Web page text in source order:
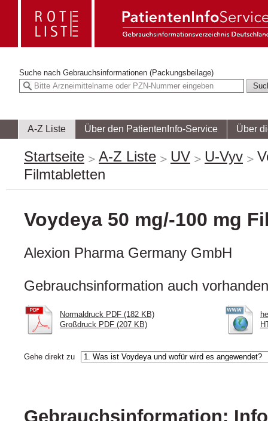
Suche nach Gebrauchsinformationen (Packungsbeilage)
A-Z Liste Über den PatientenInfo-Service Über
Startseite A-Z Liste UV U-Vyv
Filmtabletten
Voydeya 50 mg/-100 mg
Alexion Pharma Germany GmbH
Gebrauchsinformation auch
Normaldruck PDF (182 KB)
Großdruck PDF (207 KB)
Gehe direkt zu
Gebrauchsinformation: